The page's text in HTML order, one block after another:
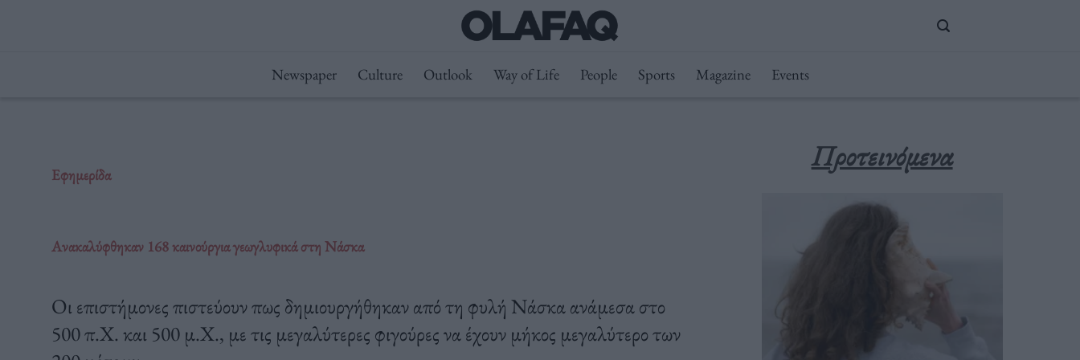
Newspaper Culture Outlook Way of Life People Sports Magazine Events
Εφημερίδα
Ανακαλύφθηκαν 168 καινούργια γεωγλυφικά στη Νάσκα
Οι επιστήμονες πιστεύουν πως δημιουργήθηκαν από τη φυλή Νάσκα ανάμεσα στο
500 π.Χ. και 500 μ.Χ., με τις μεγαλύτερες φιγούρες να έχουν μήκος μεγαλύτερο των
Προτεινόμενα